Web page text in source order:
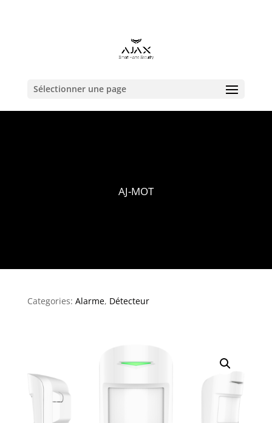
Sélectionner une page
AJ-MOT
Categories: Alarme, Détecteur